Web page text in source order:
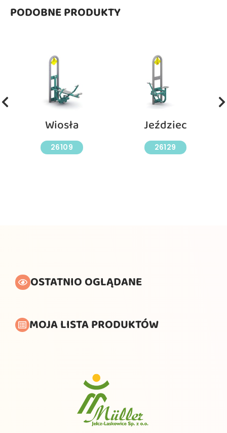
PODOBNE PRODUKTY
Wiosła
26109
Jeździec
26129
OSTATNIO OGLĄDANE
MOJA LISTA PRODUKTÓW